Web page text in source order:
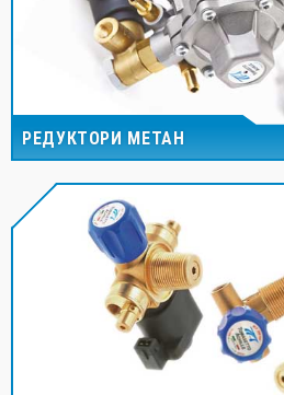
РЕДУКТОРИ МЕТАН